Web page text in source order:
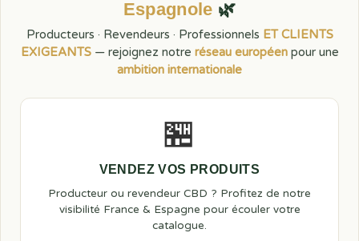
Espagnole 🌿
Producteurs · Revendeurs · Professionnels ET CLIENTS
EXIGEANTS— rejoignez notre réseau européenpour une
ambition internationale
🏪
VENDEZ VOS PRODUITS
Producteur ou revendeur CBD ? Profitez de notre
visibilité France & Espagne pour écouler votre
catalogue.